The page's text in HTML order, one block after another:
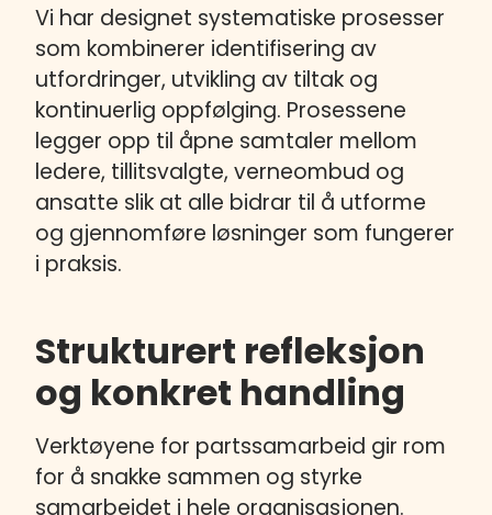
Vi har designet systematiske prosesser
som kombinerer identifisering av
utfordringer, utvikling av tiltak og
kontinuerlig oppfølging. Prosessene
legger opp til åpne samtaler mellom
ledere, tillitsvalgte, verneombud og
ansatte slik at alle bidrar til å utforme
og gjennomføre løsninger som fungerer
i praksis.
Strukturert refleksjon
og konkret handling
Verktøyene for partssamarbeid gir rom
for å snakke sammen og styrke
samarbeidet i hele organisasjonen.